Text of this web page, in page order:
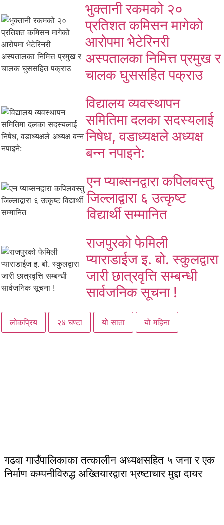
भुक्तानी रकमको २०
प्रतिशत कमिसन मागेको
आरोपमा भेटेरिनरी
अस्पतालका निमित्त प्रमुख र
चालक घुससहित पक्राउ
विद्यालय व्यवस्थापन
समितिमा दलका सदस्यलाई
निषेध, वडाध्यक्षले अध्यक्ष
बन्न नपाइने:
एन प्याब्सनद्वारा कपिलवस्तु
जिल्लाद्वारा ६ उत्कृष्ट
विद्यार्थी सम्मानित
राजपुरको फेमिली
प्याराडाईज इ. बो. स्कुलद्वारा
जारी छात्रवृत्ति सम्बन्धी
सार्वजनिक सूचना !
लोकप्रिय २४ घण्टा यो साता यो महिना
गढवा गाउँपालिकाका तत्कालीन अध्यक्षसहित ५ जना र एक
निर्माण कम्पनीविरुद्ध अख्तियारद्वारा भ्रष्टाचार मुद्दा दायर